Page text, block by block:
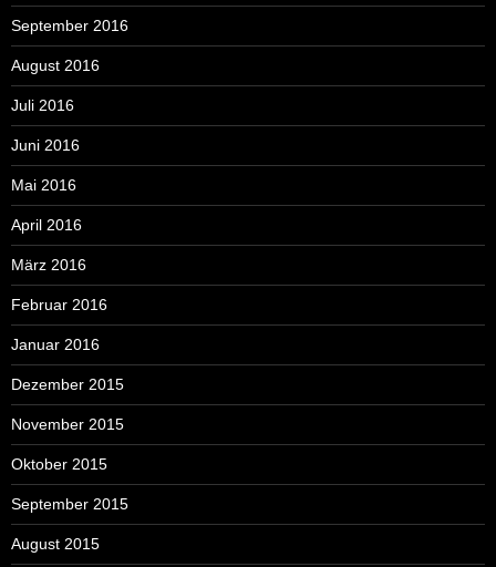
September 2016
August 2016
Juli 2016
Juni 2016
Mai 2016
April 2016
März 2016
Februar 2016
Januar 2016
Dezember 2015
November 2015
Oktober 2015
September 2015
August 2015